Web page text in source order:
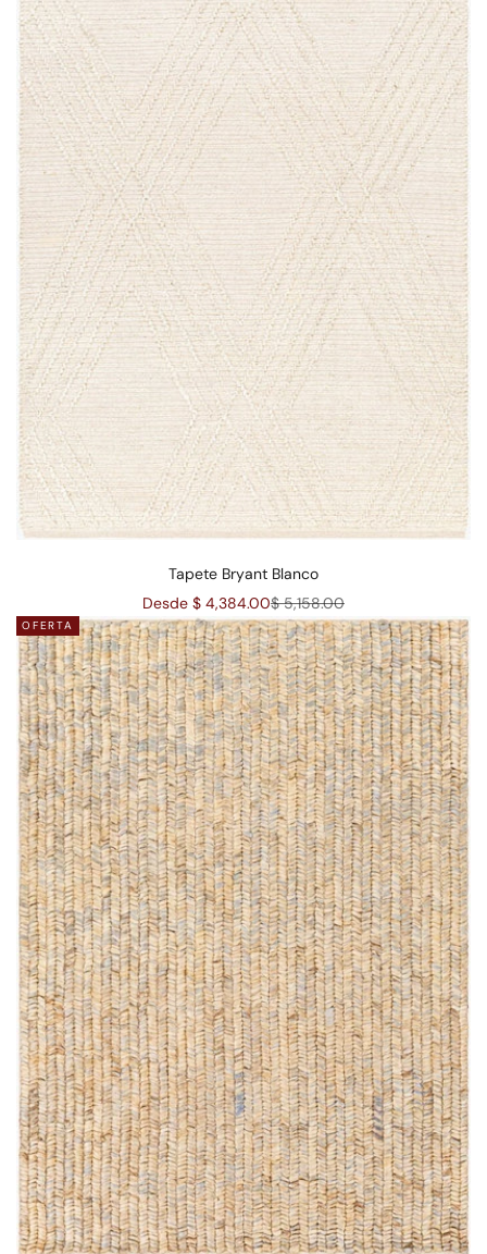
Tapete Bryant Blanco
Precio de oferta
Desde $ 4,384.00Precio normal
$ 5,158.00
OFERTA